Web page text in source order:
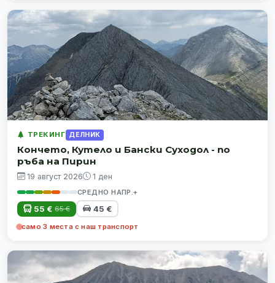
ТРЕКИНГ ДЕЛНИК
Кончето, Кутело и Бански Суходол - по
ръба на Пирин
19 август 2026 1 ден
СРЕДНО НАПР.+
55 € 65 € 45 €
само 3 места с наш транспорт